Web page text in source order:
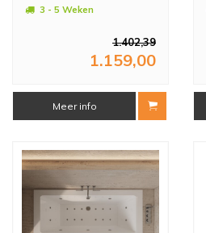
3 - 5 Weken
1.402,39
1.159,00
Meer info